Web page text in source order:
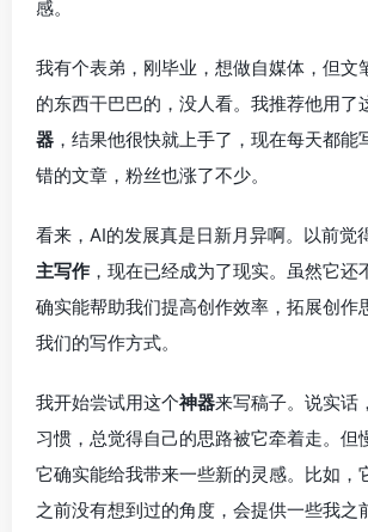
感。
我有个表弟，刚毕业，想做自媒体，但文
的东西干巴巴的，没人看。我推荐他用了
器 ，结果他很快就上手了，现在每天都能
错的文章，粉丝也涨了不少。
看来，AI的发展真是日新月异啊。以前觉
主写作 ，现在已经成为了现实。虽然它还
确实能帮助我们提高创作效率，拓展创作
我们的写作方式。
我开始尝试用这个神器来写稿子。说实话
习惯，总觉得自己的思路被它牵着走。但
它确实能给我带来一些新的灵感。比如，
之前没有想到过的角度，会提供一些我之